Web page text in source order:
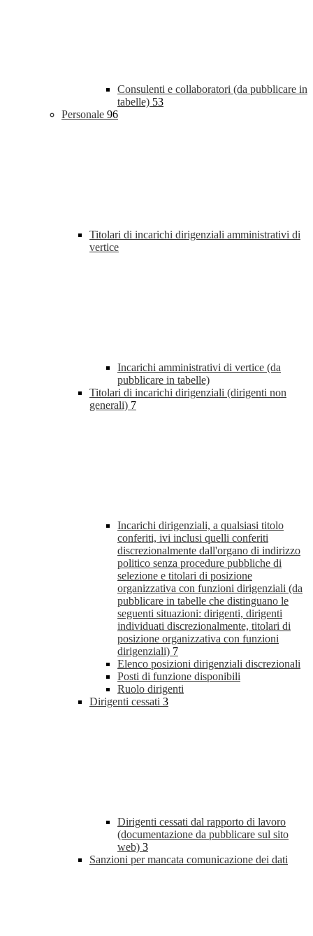
Consulenti e collaboratori (da pubblicare in
tabelle) 53
Personale 96
Titolari di incarichi dirigenziali amministrativi di
vertice
Incarichi amministrativi di vertice (da
pubblicare in tabelle)
Titolari di incarichi dirigenziali (dirigenti non
generali) 7
Incarichi dirigenziali, a qualsiasi titolo
conferiti, ivi inclusi quelli conferiti
discrezionalmente dall'organo di indirizzo
politico senza procedure pubbliche di
selezione e titolari di posizione
organizzativa con funzioni dirigenziali (da
pubblicare in tabelle che distinguano le
seguenti situazioni: dirigenti, dirigenti
individuati discrezionalmente, titolari di
posizione organizzativa con funzioni
dirigenziali) 7
Elenco posizioni dirigenziali discrezionali
Posti di funzione disponibili
Ruolo dirigenti
Dirigenti cessati 3
Dirigenti cessati dal rapporto di lavoro
(documentazione da pubblicare sul sito
web) 3
Sanzioni per mancata comunicazione dei dati